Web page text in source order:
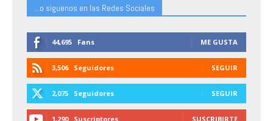
...o siguenos en las Redes Sociales
44,695 Fans ME GUSTA
3,506 Seguidores SEGUIR
2,075 Seguidores SEGUIR
1,290 Suscriptores SUSCRIBIRTE